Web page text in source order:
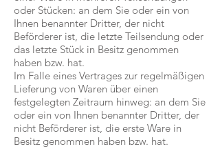
oder Stücken: an dem Sie oder ein von
Ihnen benannter Dritter, der nicht
Beförderer ist, die letzte Teilsendung oder
das letzte Stück in Besitz genommen
haben bzw. hat.
Im Falle eines Vertrages zur regelmäßigen
Lieferung von Waren über einen
festgelegten Zeitraum hinweg: an dem Sie
oder ein von Ihnen benannter Dritter, der
nicht Beförderer ist, die erste Ware in
Besitz genommen haben bzw. hat.